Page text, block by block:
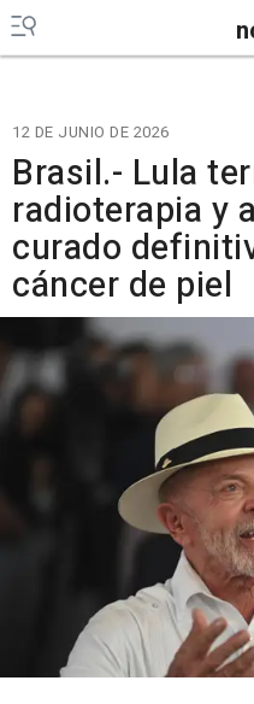
12 DE JUNIO DE 2026
Brasil.- Lula
radioterapia y
curado
cáncer de piel